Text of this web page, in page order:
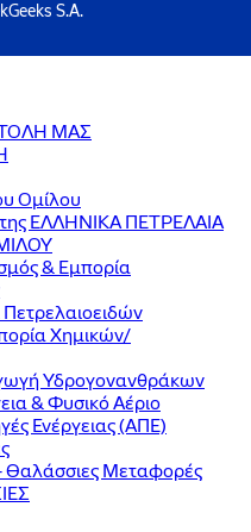
S.A.
ΜΑΣ
Ομίλου
της ΕΛΛΗΝΙΚΑ ΠΕΤΡΕΛΑΙΑ
& Εμπορία
Χημικών/
Υδρογονανθράκων
& Φυσικό Αέριο
Ενέργειας (ΑΠΕ)
Θαλάσσιες Μεταφορές